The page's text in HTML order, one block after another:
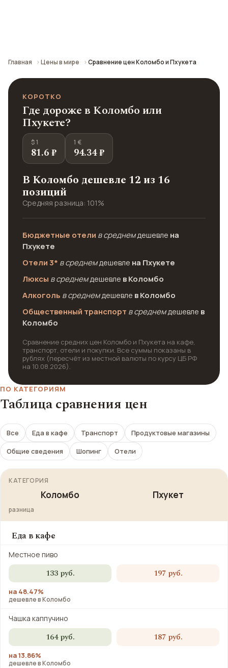
Главная Цены в мире Сравнение цен Коломбо и Пхукета
КОРОТКО
Где дороже в Коломбо или
Пхукете?
$ 1
81.6 ₽
1 €
94.34 ₽
В Коломбо дешевле 12 из 16
позиций
Средняя разница: 101%
Бюджетные отели в среднемдешевле на
Пхукете
Отели 3* в среднемдешевле на Пхукете
Люксы в среднемдешевле в Коломбо
Алкоголь в среднемдешевле в Коломбо
Общественный транспорт в среднемдешевле в
Коломбо
Сравнение средних цен Коломбо и Пхукета на кафе,
транспорт, отели и покупки. Все суммы показаны в
рублях (пересчёт из местной валюты по курсу ЦБ РФ
на 10.08.2026).
ПО КАТЕГОРИЯМ
Таблица сравнения цен
Все Еда в кафе Транспорт
Продуктовые магазины
Общие сведения
Шопинг Отели
КАТЕГОРИЯ
Коломбо Пхукет
разница
Еда в кафе
Местное пиво
133 руб. 197 руб.
на 48.47%
дешевле в Коломбо
Чашка каппучино
164 руб. 187 руб.
на 13.86%
дешевле в Коломбо